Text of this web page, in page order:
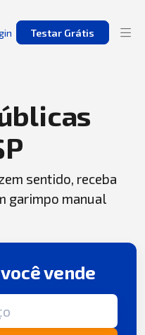
Testar Grátis
sentido, receba
garimpo manual
vende